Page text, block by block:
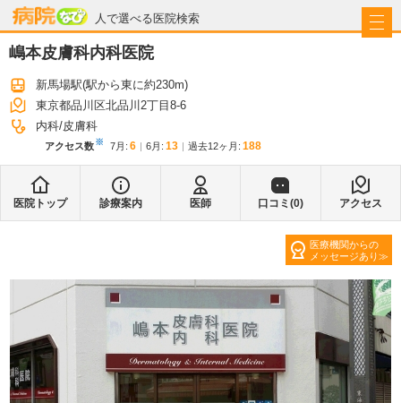
人で選べる医院検索
病院なび
嶋本皮膚科内科医院
新馬場駅(駅から東に約230m)
東京都品川区北品川2丁目8-6
内科 皮膚科
アクセス数※ 7月 : 6 6月 : 13 過去12ヶ月: 188
医院トップ 診療案内 医師 口コミ(0) アクセス
医療機関からの
メッセージあり